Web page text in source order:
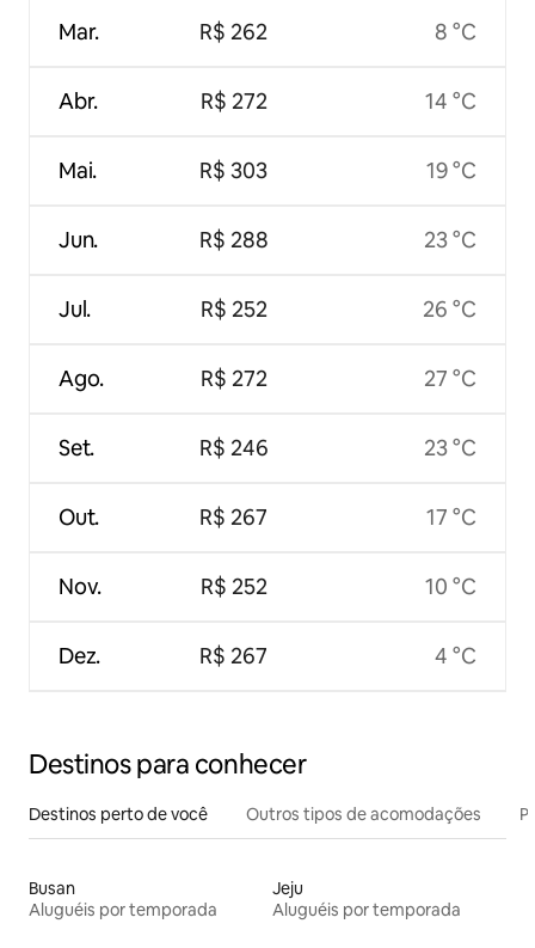
Mar.
Abr.
Mai.
Jun.
Jul.
Ago.
Set.
Out.
Nov.
Dez.
R$ 262
R$ 272
R$ 303
R$ 288
R$ 252
R$ 272
R$ 246
R$ 267
R$ 252
R$ 267
8 °C
14 °C
19 °C
23 °C
26 °C
27 °C
23 °C
17 °C
10 °C
4 °C
Destinos para conhecer
Destinos perto de você Outros tipos de acomodações
Busan
Aluguéis por temporada
Jeju
Aluguéis por temporada